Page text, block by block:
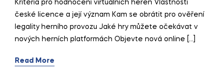
Kritéria pro hodnocení virtuálních heren Vlastnosti
české licence a její význam Kam se obrátit pro ověření
legality herního provozu Jaké hry můžete očekávat v
nových herních platformách Objevte nová online […]
Read More